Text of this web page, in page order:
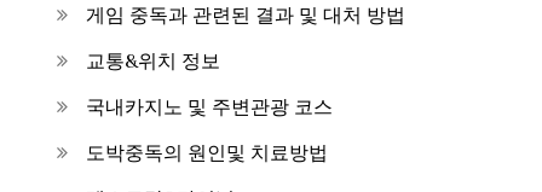
게임 중독과 관련된 결과 및 대처 방법
교통&위치 정보
국내카지노 및 주변관광 코스
도박중독의 원인및 치료방법